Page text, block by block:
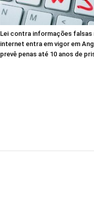
Lei contra informações falsas
internet entra em vigor em
prevê penas até 10 anos de